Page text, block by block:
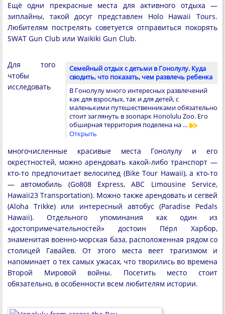
Ещё одни прекрасные места для активного отдыха —
зиплайны, такой досуг представлен Holo Hawaii Tours.
Любителям пострелять советуется отправиться покорять
SWAT Gun Club или Waikiki Gun Club.
Семейный отдых с детьми в Гонолулу. Куда
сводить, что показать, чем развлечь ребенка
В Гонолулу много интересных развлечений
как для взрослых, так и для детей, с
маленькими путешественниками обязательно
стоит заглянуть в зоопарк Honolulu Zoo. Его
обширная территория поделена на …
Открыть
Для того
чтобы
исследовать
многочисленные красивые места Гонолулу и его
окрестностей, можно арендовать какой-либо транспорт —
кто-то предпочитает велосипед (Bike Tour Hawaii), а кто-то
— автомобиль (Go808 Express, ABC Limousine Service,
Hawaii23 Transportation). Можно также арендовать и сегвей
(Aloha Trikke) или интересный автобус (Paradise Pedals
Hawaii). Отдельного упоминания как один из
«достопримечательностей» достоин Пёрл Харбор,
знаменитая военно-морская база, расположенная рядом со
столицей Гавайев. От этого места веет трагизмом и
напоминает о тех самых ужасах, что творились во времена
Второй Мировой войны. Посетить место стоит
обязательно, в особенности всем любителям истории.